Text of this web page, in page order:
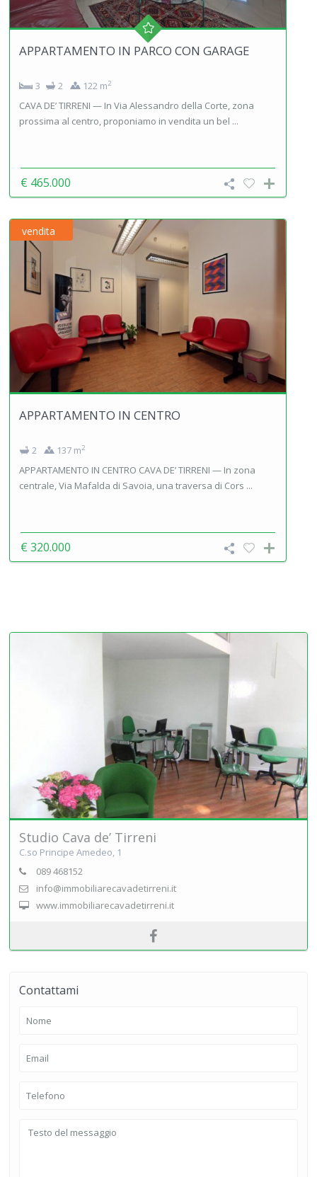
APPARTAMENTO IN PARCO CON GARAGE
3 2 122 m2
CAVA DE’ TIRRENI — In Via Alessandro della Corte, zona
prossima al centro, proponiamo in vendita un bel ...
€ 465.000
vendita
APPARTAMENTO IN CENTRO
2 137 m2
APPARTAMENTO IN CENTRO CAVA DE’ TIRRENI — In zona
centrale, Via Mafalda di Savoia, una traversa di Cors ...
€ 320.000
Studio Cava de’ Tirreni
C.so Principe Amedeo, 1
089 468152
info@immobiliarecavadetirreni.it
www.immobiliarecavadetirreni.it
Contattami